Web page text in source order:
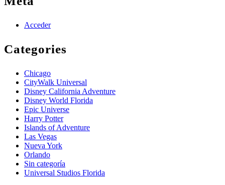
Acceder
Categories
Chicago
CityWalk Universal
Disney California Adventure
Disney World Florida
Epic Universe
Harry Potter
Islands of Adventure
Las Vegas
Nueva York
Orlando
Sin categoría
Universal Studios Florida